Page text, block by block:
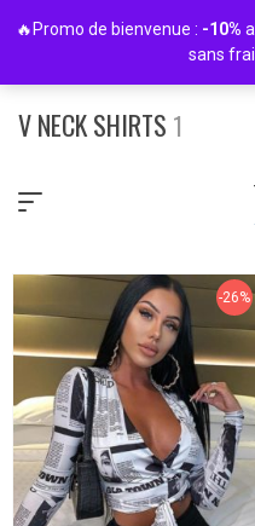
V NECK SHIRTS 1
-26%
🔥Promo de bienvenue : -10%
sans